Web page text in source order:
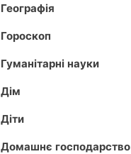
Географія
Гороскоп
Гуманітарні науки
Дім
Діти
Домашнє господарство